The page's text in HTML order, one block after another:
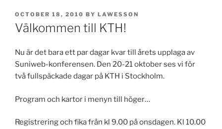
POSTED
ON
OCTOBER 18, 2010 BY LAWESSON
Välkommen till KTH!
Nu är det bara ett par dagar kvar till årets upplaga av
Suniweb-konferensen. Den 20-21 oktober ses vi för
två fullspäckade dagar på KTH i Stockholm.
Program och kartor i menyn till höger…
Registrering och fika från kl 9.00 på onsdagen. Kl 10.00